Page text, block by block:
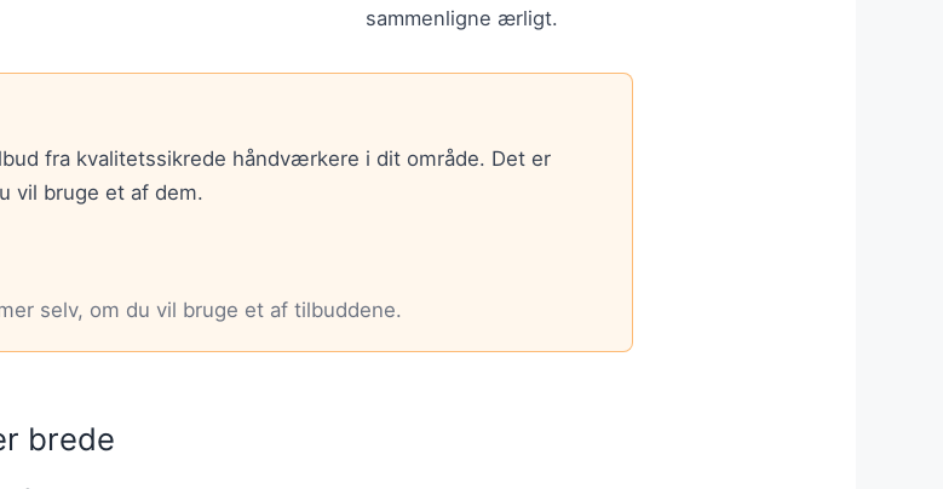
sammenligne ærligt.
fra kvalitetssikrede håndværkere i dit område. Det er
vil bruge et af dem.
selv, om du vil bruge et af tilbuddene.
brede